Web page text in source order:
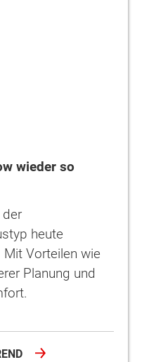
wieder so
der
heute
Vorteilen wie
Planung und